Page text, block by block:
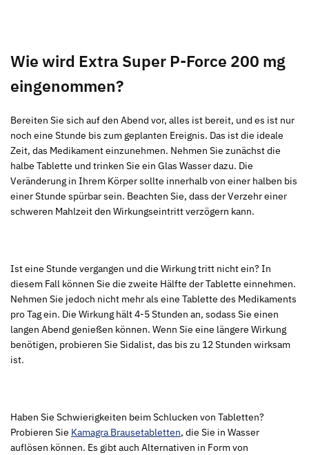
Wie wird Extra Super P-Force 200 mg
eingenommen?
Bereiten Sie sich auf den Abend vor, alles ist bereit, und es ist nur
noch eine Stunde bis zum geplanten Ereignis. Das ist die ideale
Zeit, das Medikament einzunehmen. Nehmen Sie zunächst die
halbe Tablette und trinken Sie ein Glas Wasser dazu. Die
Veränderung in Ihrem Körper sollte innerhalb von einer halben bis
einer Stunde spürbar sein. Beachten Sie, dass der Verzehr einer
schweren Mahlzeit den Wirkungseintritt verzögern kann.
Ist eine Stunde vergangen und die Wirkung tritt nicht ein? In
diesem Fall können Sie die zweite Hälfte der Tablette einnehmen.
Nehmen Sie jedoch nicht mehr als eine Tablette des Medikaments
pro Tag ein. Die Wirkung hält 4-5 Stunden an, sodass Sie einen
langen Abend genießen können. Wenn Sie eine längere Wirkung
benötigen, probieren Sie Sidalist, das bis zu 12 Stunden wirksam
ist.
Haben Sie Schwierigkeiten beim Schlucken von Tabletten?
Probieren Sie Kamagra Brausetabletten, die Sie in Wasser
auflösen können. Es gibt auch Alternativen in Form von